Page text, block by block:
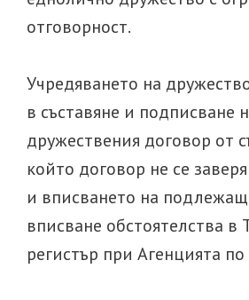
отговорност.
Учредяването на
в съставяне и подписване
дружествения договор от
който договор не се
и вписването на
вписване обстоятелства в
регистър при Агенцията